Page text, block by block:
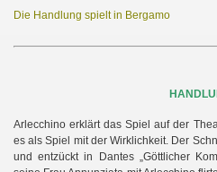
Die Handlung spielt in Bergamo
Arlecchino erklärt das Spiel auf der
es als Spiel mit der Wirklichkeit. Der
und entzückt in Dantes „Göttlicher